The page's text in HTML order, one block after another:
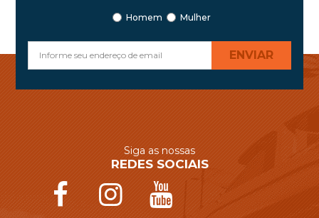
Homem Mulher
ENVIAR
Siga as nossas
REDES SOCIAIS